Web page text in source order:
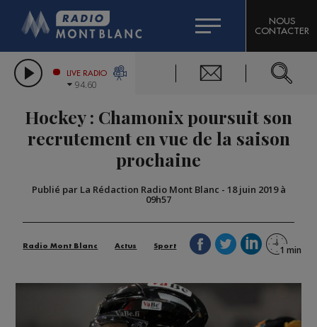
LES CHRONIQUES DE L'EXPERT
CITIZEN MACHINERY
GRAND MASSIF DOMAINES SKIABLES
BIGARD
COMPAGNIE DU MONT-BLANC
NOUS
CONTACTER
LIVE RADIO
94.60
Hockey : Chamonix poursuit son
recrutement en vue de la saison
prochaine
Publié par La Rédaction Radio Mont Blanc - 18 juin 2019 à
09h57
Radio Mont Blanc Actus Sport